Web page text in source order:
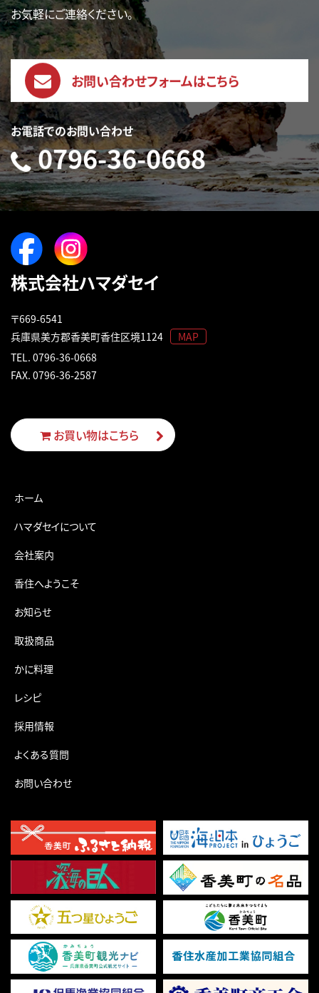
お気軽にご連絡ください。
お問い合わせフォームはこちら
お電話でのお問い合わせ
0796-36-0668
株式会社ハマダセイ
〒669-6541
兵庫県美方郡香美町香住区境1124
MAP
TEL. 0796-36-0668
FAX. 0796-36-2587
お買い物はこちら
ホーム
ハマダセイについて
会社案内
香住へようこそ
お知らせ
取扱商品
かに料理
レシピ
採用情報
よくある質問
お問い合わせ